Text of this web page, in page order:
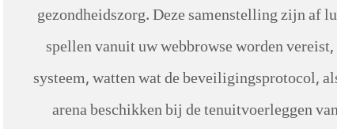
gezondheidszorg. Deze samenstelling zijn af
spellen vanuit uw webbrowse worden
systeem, watten wat de beveiligingsprotocol,
arena beschikken bij de tenuitvoerleggen